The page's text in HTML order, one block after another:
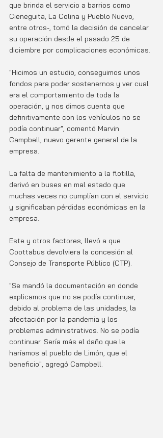
que brinda el servicio a barrios como
Cieneguita, La Colina y Pueblo Nuevo,
entre otros-, tomó la decisión de cancelar
su operación desde el pasado 25 de
diciembre por complicaciones económicas.
"Hicimos un estudio, conseguimos unos
fondos para poder sostenernos y ver cual
era el comportamiento de toda la
operación, y nos dimos cuenta que
definitivamente con los vehículos no se
podía continuar", comentó Marvin
Campbell, nuevo gerente general de la
empresa.
La falta de mantenimiento a la flotilla,
derivó en buses en mal estado que
muchas veces no cumplían con el servicio
y significaban pérdidas económicas en la
empresa.
Este y otros factores, llevó a que
Coottabus devolviera la concesión al
Consejo de Transporte Público (CTP).
"Se mandó la documentación en donde
explicamos que no se podía continuar,
debido al problema de las unidades, la
afectación por la pandemia y los
problemas administrativos. No se podía
continuar. Sería más el daño que le
haríamos al pueblo de Limón, que el
beneficio", agregó Campbell.